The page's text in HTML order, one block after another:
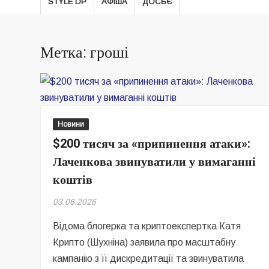
Метка: гроші
Новини
$200 тисяч за «припинення атаки»:
Лаченкова звинуватили у вимаганні
коштів
03.06.2026
Відома блогерка та криптоекспертка Катя
Крипто (Шухніна) заявила про масштабну
кампанію з її дискредитації та звинуватила